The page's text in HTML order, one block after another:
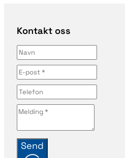
Kontakt oss
Send